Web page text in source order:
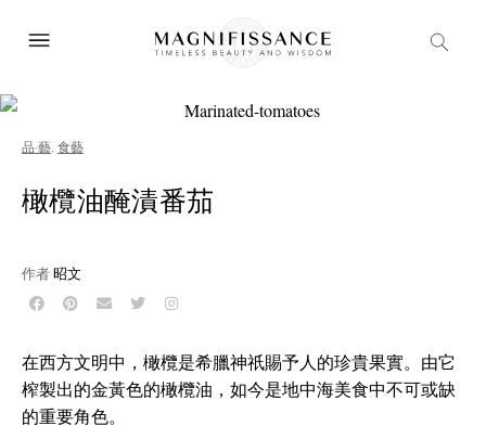
品·藝 食藝
橄欖油醃漬番茄
作者昭文
在西方文明中，橄欖是希臘神祇賜予人的珍貴果實。由它
榨製出的金黃色的橄欖油，如今是地中海美食中不可或缺
的重要角色。